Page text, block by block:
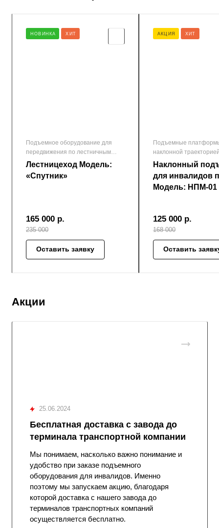
НОВИНКА ХИТ
Подъемное оборудование для
передвижения по лестничным
маршам
Лестницеход Модель:
«Спутник»
165 000 р.
235 000
Оставить заявку
АКЦИЯ ХИТ
Подъемные
наклонной
Наклонный
для инвалидов
Модель: НПМ-01
125 000 р.
168 000
Оставить
Акции
25.06.2024
Бесплатная доставка с завода до
терминала транспортной компании
Мы понимаем, насколько важно понимание и
удобство при заказе подъемного
оборудования для инвалидов. Именно
поэтому мы запускаем акцию, благодаря
которой доставка с нашего завода до
терминалов транспортных компаний
осуществляется бесплатно.